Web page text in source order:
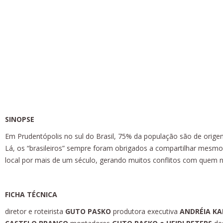
SINOPSE
Em Prudentópolis no sul do Brasil, 75% da população são de
Lá, os “brasileiros” sempre foram obrigados a compartilhar
local por mais de um século, gerando muitos conflitos com quem
FICHA TÉCNICA
diretor e roteirista GUTO PASKO produtora executiva ANDRÉIA